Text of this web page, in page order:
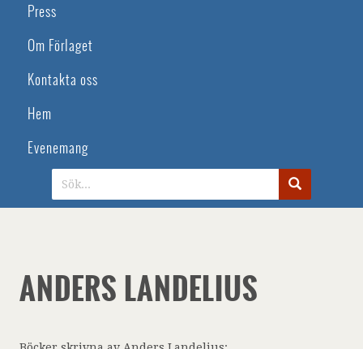
Press
Om Förlaget
Kontakta oss
Hem
Evenemang
ANDERS LANDELIUS